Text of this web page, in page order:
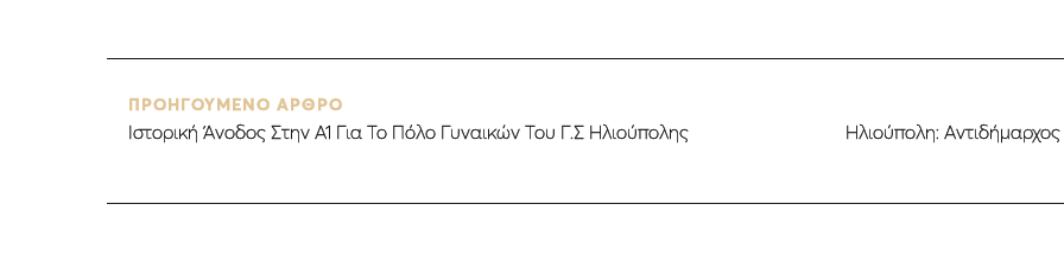
ΠΡΟΗΓΟΥΜΕΝΟ ΑΡΘΡΟ
Ιστορική Άνοδος Στην Α1 Για Το Πόλο Γυναικών Του Γ.Σ Ηλιούπολης
Ηλιούπολη: